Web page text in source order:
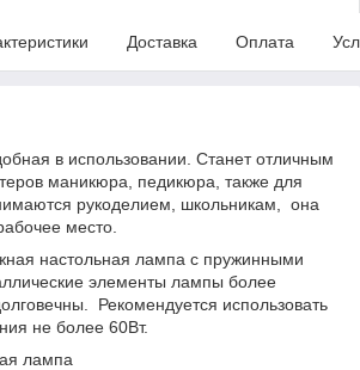
Доставка Оплата
в использовании. Станет отличным
маникюра, педикюра, также для
рукоделием, школьникам, она
место.
настольная лампа с пружинными
элементы лампы более
Рекомендуется использовать
не более 60Вт.
лампа